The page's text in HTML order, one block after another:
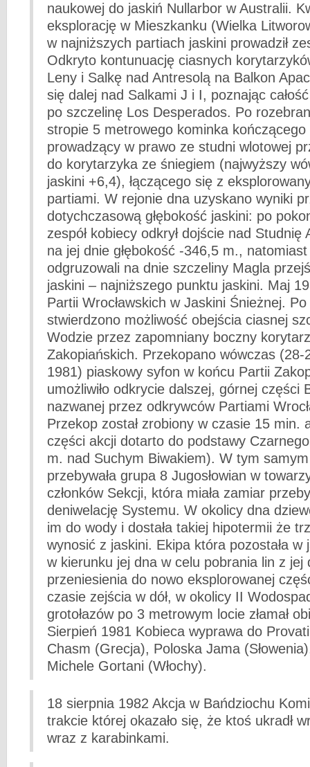
naukowej do jaskiń Nullarbor w Australii.
eksplorację w Mieszkanku (Wielka
w najniższych partiach jaskini prowadził
Odkryto kontunuację ciasnych
Leny i Salkę nad Antresolą na Balkon
się dalej nad Salkami J i I, poznając
po szczelinę Los Desperados. Po
stropie 5 metrowego kominka
prowadzący w prawo ze studni wlotowej
do korytarzyka ze śniegiem (najwyższy
jaskini +6,4), łączącego się z
partiami. W rejonie dna uzyskano wyniki
dotychczasową głębokość jaskini: po
zespół kobiecy odkrył dojście nad Studnię
na jej dnie głębokość -346,5 m.,
odgruzowali na dnie szczeliny Magla
jaskini – najniższego punktu jaskini. Maj
Partii Wrocławskich w Jaskini Śnieżnej.
stwierdzono możliwość obejścia ciasnej
Wodzie przez zapomniany boczny
Zakopiańskich. Przekopano wówczas (28-
1981) piaskowy syfon w końcu Partii
umożliwiło odkrycie dalszej, górnej części
nazwanej przez odkrywców Partiami
Przekop został zrobiony w czasie 15 min.
części akcji dotarto do podstawy
m. nad Suchym Biwakiem). W tym
przebywała grupa 8 Jugosłowian w
członków Sekcji, która miała zamiar
deniwelację Systemu. W okolicy dna
im do wody i dostała takiej hipotermii że
wynosić z jaskini. Ekipa która pozostała w
w kierunku jej dna w celu pobrania lin z jej
przeniesienia do nowo eksplorowanej
czasie zejścia w dół, w okolicy II
grotołazów po 3 metrowym locie złamał
Sierpień 1981 Kobieca wyprawa do
Chasm (Grecja), Poloska Jama
Michele Gortani (Włochy).
18 sierpnia 1982 Akcja w Bańdziochu
trakcie której okazało się, że ktoś ukradł
wraz z karabinkami.